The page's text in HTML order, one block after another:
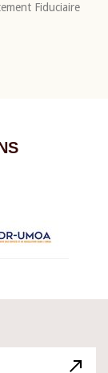
Fiduciaire